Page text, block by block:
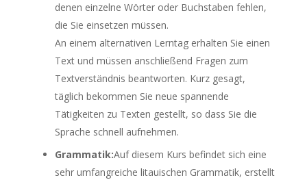
denen einzelne Wörter oder Buchstaben fehlen,
die Sie einsetzen müssen.
An einem alternativen Lerntag erhalten Sie einen
Text und müssen anschließend Fragen zum
Textverständnis beantworten. Kurz gesagt,
täglich bekommen Sie neue spannende
Tätigkeiten zu Texten gestellt, so dass Sie die
Sprache schnell aufnehmen.
Grammatik:Auf diesem Kurs befindet sich eine
sehr umfangreiche litauischen Grammatik, erstellt